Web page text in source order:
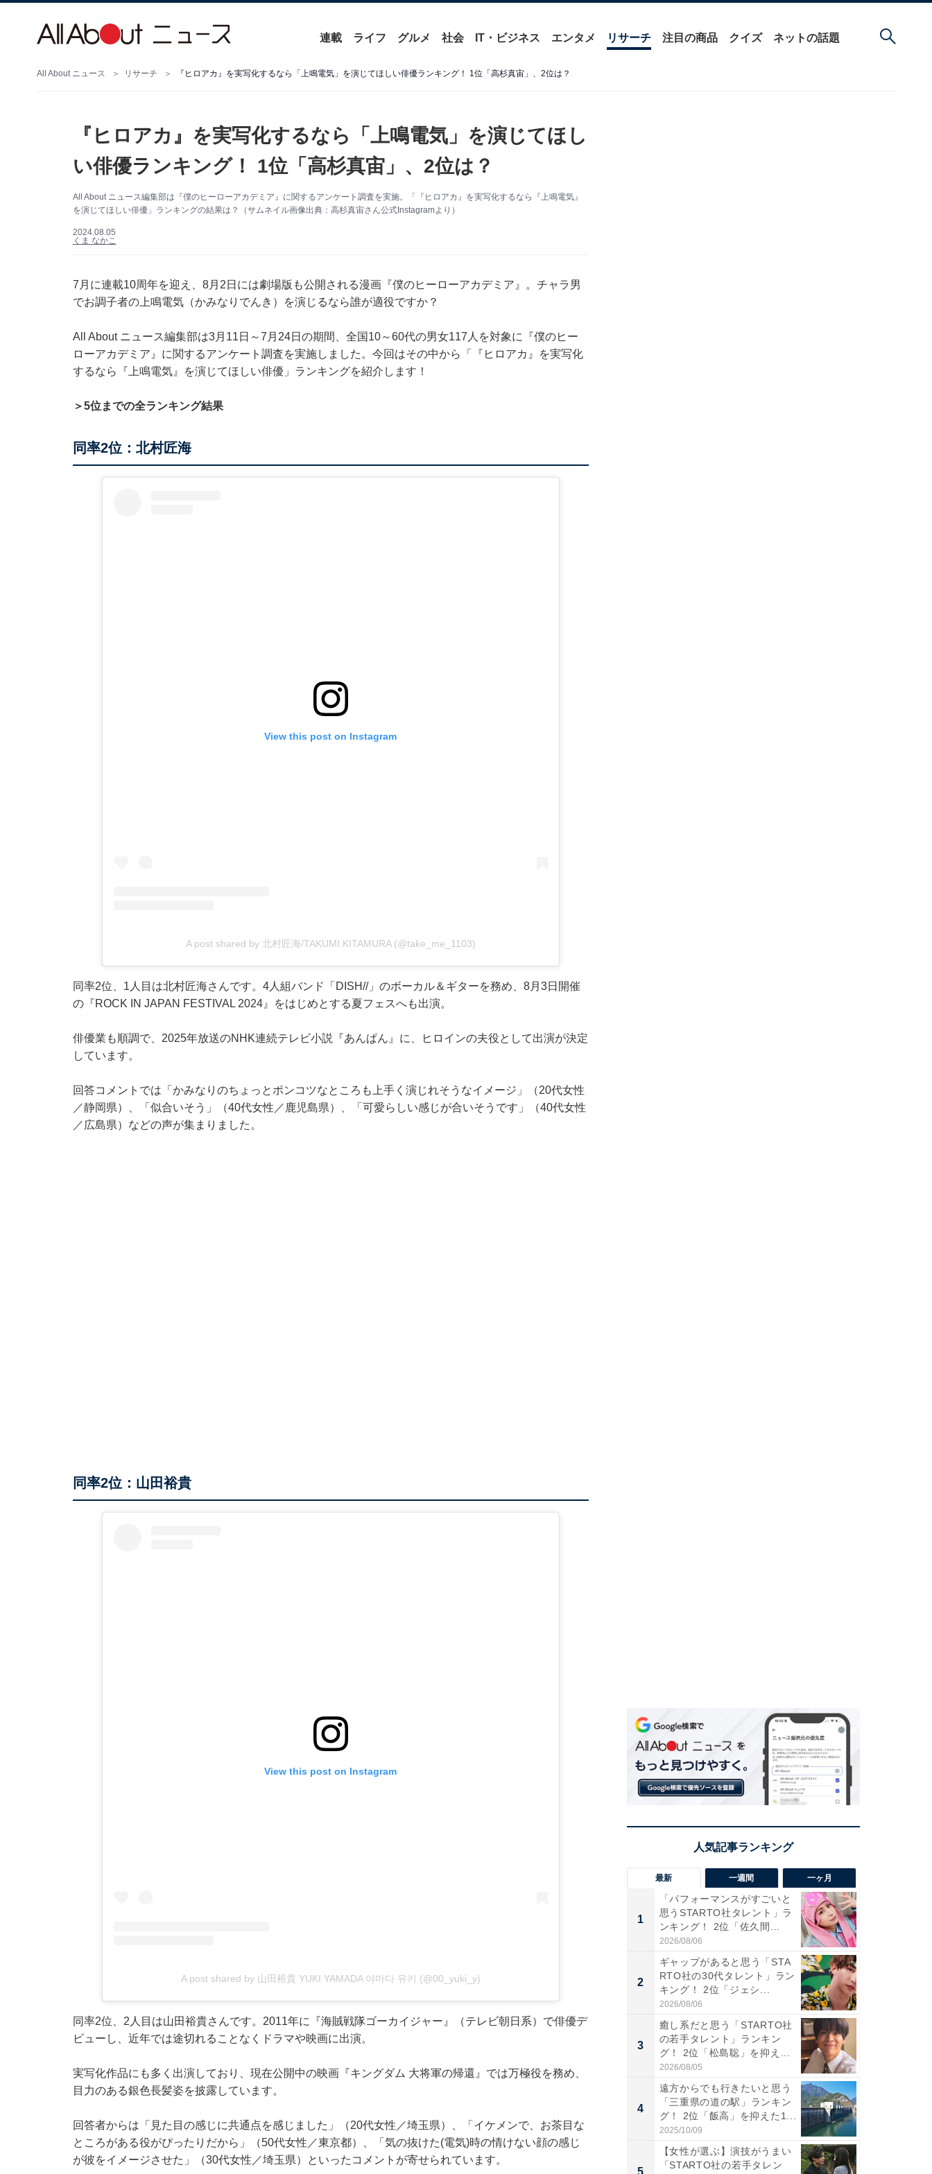
連載 ライフ グルメ 社会 IT・ビジネス エンタメ リサーチ 注目の商品 クイズ ネットの話題
All About ニュース リサーチ 『ヒロアカ』を実写化するなら「上鳴電気」を演じてほしい俳優ランキング！ 1位「高杉真宙」、2位は？
『ヒロアカ』を実写化するなら「上鳴電気」を演じてほし
い俳優ランキング！ 1位「高杉真宙」、2位は？
All About ニュース編集部は『僕のヒーローアカデミア』に関するアンケート調査を実施。「『ヒロアカ』を実写化するなら『上鳴電気』
を演じてほしい俳優」ランキングの結果は？（サムネイル画像出典：高杉真宙さん公式Instagramより）
2024.08.05
くま なかこ
7月に連載10周年を迎え、8月2日には劇場版も公開される漫画『僕のヒーローアカデミア』。チャラ男
でお調子者の上鳴電気（かみなりでんき）を演じるなら誰が適役ですか？
All About ニュース編集部は3月11日～7月24日の期間、全国10～60代の男女117人を対象に『僕のヒー
ローアカデミア』に関するアンケート調査を実施しました。今回はその中から「『ヒロアカ』を実写化
するなら『上鳴電気』を演じてほしい俳優」ランキングを紹介します！
＞5位までの全ランキング結果
同率2位：北村匠海
View this post on Instagram
A post shared by 北村匠海/TAKUMI KITAMURA (@take_me_1103)
同率2位、1人目は北村匠海さんです。4人組バンド「DISH//」のボーカル＆ギターを務め、8月3日開催
の『ROCK IN JAPAN FESTIVAL 2024』をはじめとする夏フェスへも出演。
俳優業も順調で、2025年放送のNHK連続テレビ小説『あんぱん』に、ヒロインの夫役として出演が決定
しています。
回答コメントでは「かみなりのちょっとポンコツなところも上手く演じれそうなイメージ」（20代女性
／静岡県）、「似合いそう」（40代女性／鹿児島県）、「可愛らしい感じが合いそうです」（40代女性
／広島県）などの声が集まりました。
同率2位：山田裕貴
View this post on Instagram
A post shared by 山田裕貴 YUKI YAMADA 야마다 유키 (@00_yuki_y)
同率2位、2人目は山田裕貴さんです。2011年に『海賊戦隊ゴーカイジャー』（テレビ朝日系）で俳優デ
ビューし、近年では途切れることなくドラマや映画に出演。
実写化作品にも多く出演しており、現在公開中の映画『キングダム 大将軍の帰還』では万極役を務め、
目力のある銀色長髪姿を披露しています。
回答者からは「見た目の感じに共通点を感じました」（20代女性／埼玉県）、「イケメンで、お茶目な
ところがある役がぴったりだから」（50代女性／東京都）、「気の抜けた(電気)時の情けない顔の感じ
が彼をイメージさせた」（30代女性／埼玉県）といったコメントが寄せられています。
最新 一週間 一ヶ月
1
「パフォーマンスがすごいと
思うSTARTO社タレント」ラ
ンキング！ 2位「佐久間...
2026/08/06
2
ギャップがあると思う「STA
RTO社の30代タレント」ラン
キング！ 2位「ジェシ...
2026/08/06
3
癒し系だと思う「STARTO社
の若手タレント」ランキン
グ！ 2位「松島聡」を抑え...
2026/08/05
4
遠方からでも行きたいと思う
「三重県の道の駅」ランキン
グ！ 2位「飯高」を抑えた1...
2025/10/09
【女性が選ぶ】演技がうまい
「STARTO社の若手タレン